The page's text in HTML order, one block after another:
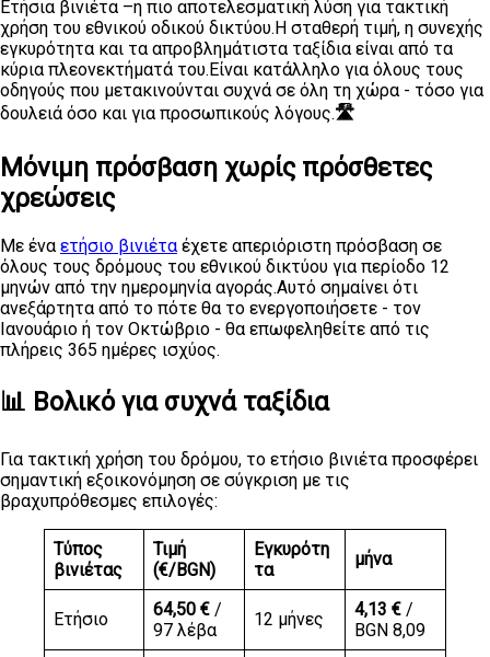
Ετήσια βινιέτα –η πιο αποτελεσματική λύση για τακτική
χρήση του εθνικού οδικού δικτύου.Η σταθερή τιμή, η συνεχής
εγκυρότητα και τα απροβλημάτιστα ταξίδια είναι από τα
κύρια πλεονεκτήματά του.Είναι κατάλληλο για όλους τους
οδηγούς που μετακινούνται συχνά σε όλη τη χώρα - τόσο για
δουλειά όσο και για προσωπικούς λόγους.🛣️
Μόνιμη πρόσβαση χωρίς πρόσθετες
χρεώσεις
Με έναετήσιο βινιέταέχετε απεριόριστη πρόσβαση σε
όλους τους δρόμους του εθνικού δικτύου για περίοδο 12
μηνών από την ημερομηνία αγοράς.Αυτό σημαίνει ότι
ανεξάρτητα από το πότε θα το ενεργοποιήσετε - τον
Ιανουάριο ή τον Οκτώβριο - θα επωφεληθείτε από τις
πλήρεις 365 ημέρες ισχύος.
📊 Βολικό για συχνά ταξίδια
Για τακτική χρήση του δρόμου, το ετήσιο βινιέτα προσφέρει
σημαντική εξοικονόμηση σε σύγκριση με τις
βραχυπρόθεσμες επιλογές:
Τύπος
βινιέτας
Τιμή
(€/BGN)
Εγκυρότη
τα
μήνα
Ετήσιο 64,50 € /
97 λέβα
12 μήνες 4,13 € /
BGN 8,09